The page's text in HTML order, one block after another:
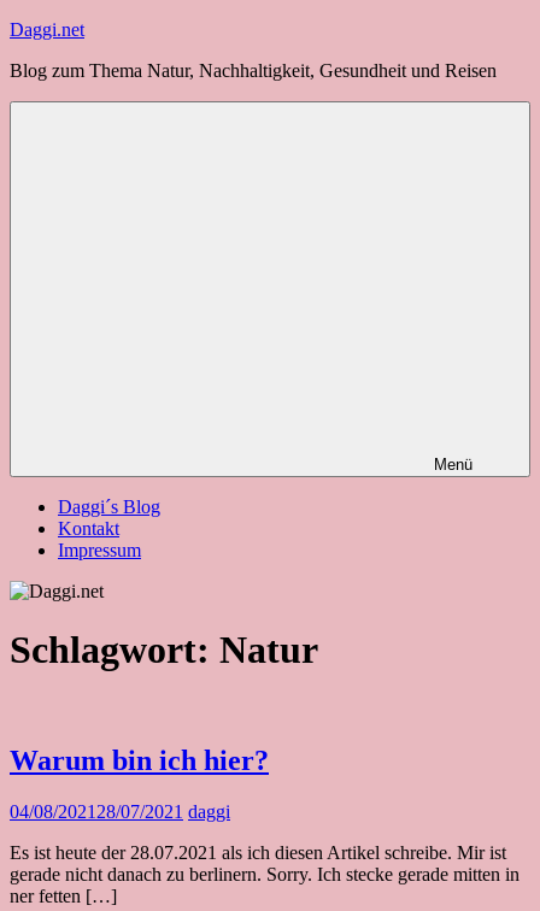
Zum
springen
Daggi.net
Blog zum Thema Natur, Nachhaltigkeit, Gesundheit und Reisen
Menü
Daggi´s Blog
Kontakt
Impressum
Schlagwort: Natur
Warum bin ich hier?
04/08/2021 28/07/2021 daggi
Es ist heute der 28.07.2021 als ich diesen Artikel schreibe. Mir ist
gerade nicht danach zu berlinern. Sorry. Ich stecke gerade mitten in
ner fetten […]